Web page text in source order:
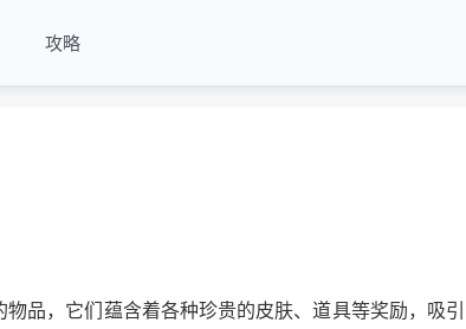
攻略
品，它们蕴含着各种珍贵的皮肤、道具等奖励，吸引